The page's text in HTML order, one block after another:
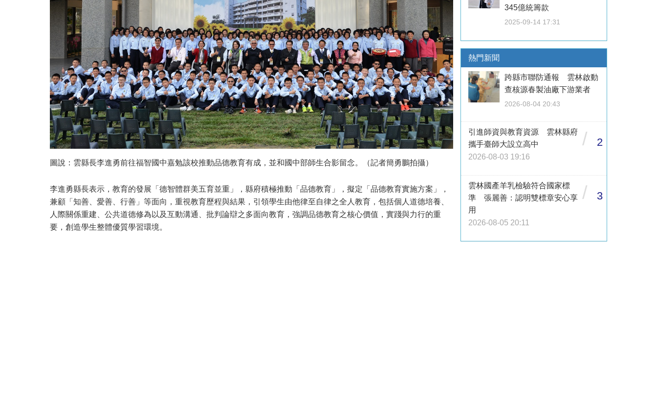
圖說：雲縣長李進勇前往福智國中嘉勉該校推動品德教育有成，並和國中部師生合影留念。 （記者簡勇鵬拍攝）
李進勇縣長表示，教育的發展「德智體群美五育並重」，縣府積極推動「品德教育」，擬定「品德教育實施方案」，
兼顧「知善、愛善、行善」等面向，重視教育歷程與結果，引領學生由他律至自律之全人教育，包括個人道德培養、
人際關係重建、公共道德修為以及互動溝通、批判論辯之多面向教育，強調品德教育之核心價值，實踐與力行的重
要，創造學生整體優質學習環境。
345億統籌款
2025-09-14 17:31
熱門新聞
跨縣市聯防通報 雲林啟動
查核源春製油廠下游業者
2026-08-04 20:43
引進師資與教育資源 雲林縣府
攜手臺師大設立高中
2026-08-03 19:16
/ 2
雲林國產羊乳檢驗符合國家標
準 張麗善：認明雙標章安心享
用
2026-08-05 20:11
/ 3